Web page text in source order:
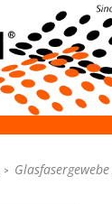
Glasfasergewebe